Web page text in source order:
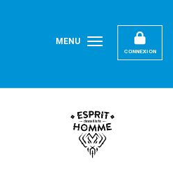
CONNEXION
MENU